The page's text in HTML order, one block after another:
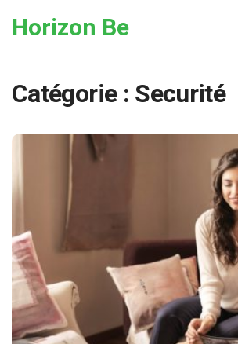
Horizon Be
Catégorie : Securité